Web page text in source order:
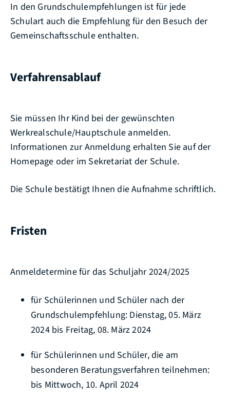
In den Grundschulempfehlungen ist für jede
Schulart auch die Empfehlung für den Besuch der
Gemeinschaftsschule enthalten.
Verfahrensablauf
Sie müssen Ihr Kind bei der gewünschten
Werkrealschule/Hauptschule anmelden.
Informationen zur Anmeldung erhalten Sie auf der
Homepage oder im Sekretariat der Schule.
Die Schule bestätigt Ihnen die Aufnahme schriftlich.
Fristen
Anmeldetermine für das Schuljahr 2024/2025
für Schülerinnen und Schüler nach der
Grundschulempfehlung: Dienstag, 05. März
2024 bis Freitag, 08. März 2024
für Schülerinnen und Schüler, die am
besonderen Beratungsverfahren teilnehmen:
bis Mittwoch, 10. April 2024